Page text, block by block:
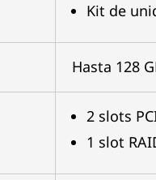
Kit de
Hasta 128
2 slots
1 slot